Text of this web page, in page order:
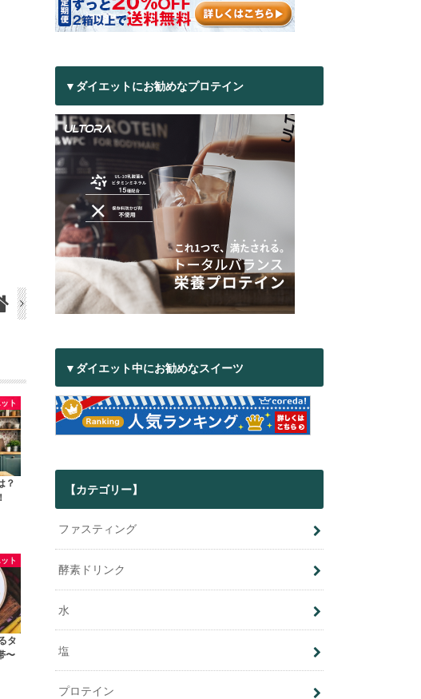
ト
？
ト
タ
〜
▼ダイエットにお勧めなプロテイン
▼ダイエット中にお勧めなスイーツ
【カテゴリー】
ファスティング
酵素ドリンク
水
塩
プロテイン